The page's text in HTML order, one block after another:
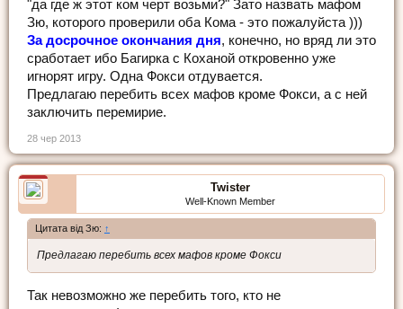
"да где ж этот ком черт возьми?" Зато назвать мафом
Зю, которого проверили оба Кома - это пожалуйста )))
За досрочное окончания дня, конечно, но вряд ли это
сработает ибо Багирка с Коханой откровенно уже
игнорят игру. Одна Фокси отдувается.
Предлагаю перебить всех мафов кроме Фокси, а с ней
заключить перемирие.
28 чер 2013
Twister
Well-Known Member
Цитата від Зю: ↑
Предлагаю перебить всех мафов кроме Фокси
Так невозможно же перебить того, кто не